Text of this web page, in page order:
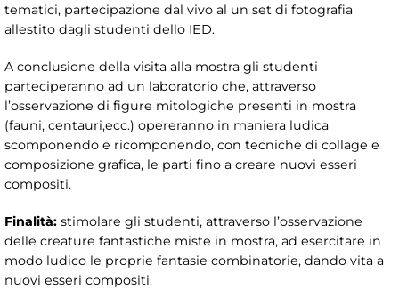
tematici, partecipazione dal vivo al un set di fotografia
allestito dagli studenti dello IED.
A conclusione della visita alla mostra gli studenti
parteciperanno ad un laboratorio che, attraverso
l’osservazione di figure mitologiche presenti in mostra
(fauni, centauri,ecc.) opereranno in maniera ludica
scomponendo e ricomponendo, con tecniche di collage e
composizione grafica, le parti fino a creare nuovi esseri
compositi.
Finalità: stimolare gli studenti, attraverso l’osservazione
delle creature fantastiche miste in mostra, ad esercitare in
modo ludico le proprie fantasie combinatorie, dando vita a
nuovi esseri compositi.